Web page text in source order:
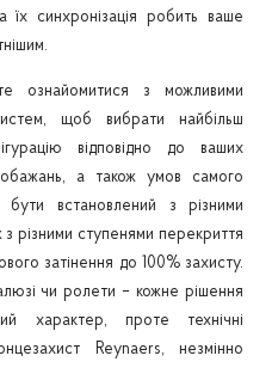
їх синхронізація робить ваше
ознайомитися з можливими
щоб вибрати найбільш
відповідно до ваших
побажань, а також умов самого
встановлений з різними
різними ступенями перекриття
затінення до 100% захисту.
чи ролети – кожне рішення
характер, проте технічні
Reynaers, незмінно